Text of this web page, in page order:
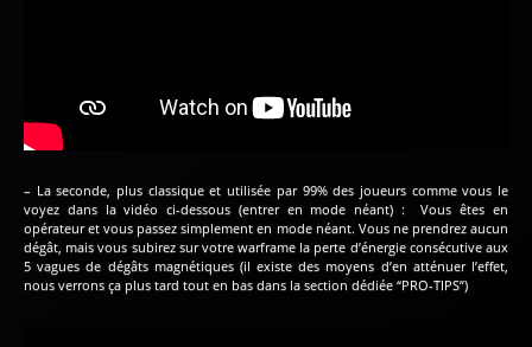
– La seconde, plus classique et utilisée par 99% des joueurs comme vous le
voyez dans la vidéo ci-dessous (entrer en mode néant) : Vous êtes en
opérateur et vous passez simplement en mode néant. Vous ne prendrez aucun
dégât, mais vous subirez sur votre warframe la perte d’énergie consécutive aux
5 vagues de dégâts magnétiques (il existe des moyens d’en atténuer l’effet,
nous verrons ça plus tard tout en bas dans la section dédiée “PRO-TIPS”)